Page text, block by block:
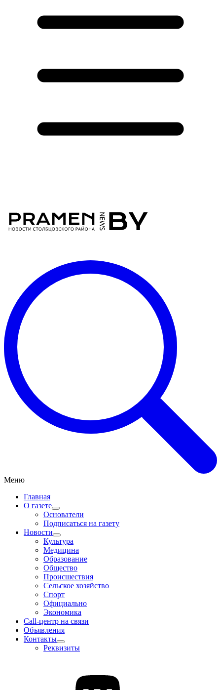
Меню
Главная
О газете
Основатели
Подписаться на газету
Новости
Культура
Медицина
Образование
Общество
Происшествия
Сельское хозяйство
Спорт
Официально
Экономика
Call-центр на связи
Объявления
Контакты
Реквизиты